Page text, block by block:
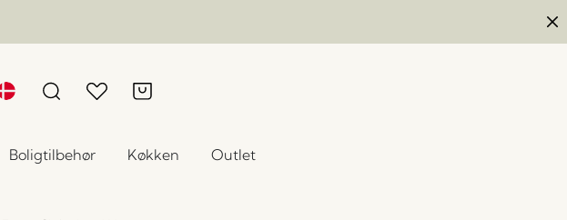
Boligtilbehør Køkken Outlet